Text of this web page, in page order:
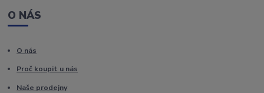
O NÁS
O nás
Proč koupit u nás
Naše prodejny